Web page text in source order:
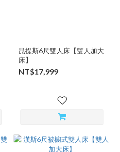
昆提斯6尺雙人床【雙人加大
床】
NT$17,999